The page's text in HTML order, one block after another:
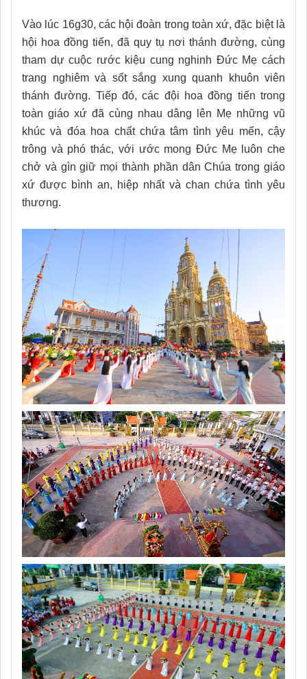
Vào lúc 16g30, các hội đoàn trong toàn xứ, đặc biệt là
hội hoa đồng tiến, đã quy tụ nơi thánh đường, cùng
tham dự cuộc rước kiệu cung nghinh Đức Mẹ cách
trang nghiêm và sốt sắng xung quanh khuôn viên
thánh đường. Tiếp đó, các đội hoa đồng tiến trong
toàn giáo xứ đã cùng nhau dâng lên Mẹ những vũ
khúc và đóa hoa chất chứa tâm tình yêu mến, cậy
trông và phó thác, với ước mong Đức Mẹ luôn che
chở và gìn giữ mọi thành phần dân Chúa trong giáo
xứ được bình an, hiệp nhất và chan chứa tình yêu
thương.